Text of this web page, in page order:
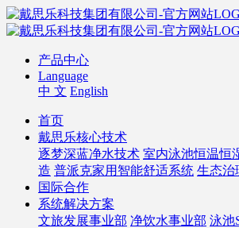
产品中心
Language
中 文 English
首页
戴思乐核心技术
逐梦深蓝净水技术 室内泳池恒温恒
造 普派克家用智能舒适系统 生态治
国际合作
系统解决方案
文旅发展事业部 净饮水事业部 泳池